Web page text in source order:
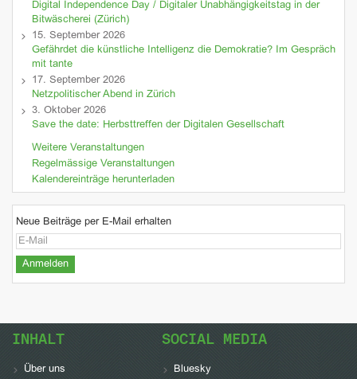
Digital Independence Day / Digitaler Unabhängigkeitstag in der
Bitwäscherei (Zürich)
15. September 2026
Gefährdet die künstliche Intelligenz die Demokratie? Im Gespräch
mit tante
17. September 2026
Netzpolitischer Abend in Zürich
3. Oktober 2026
Save the date: Herbsttreffen der Digitalen Gesellschaft
Weitere Veranstaltungen
Regelmässige Veranstaltungen
Kalendereinträge herunterladen
Neue Beiträge per E-Mail erhalten
INHALT
Über uns
SOCIAL MEDIA
Bluesky